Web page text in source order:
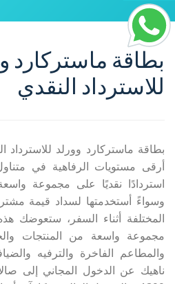
بطاقة ماستركارد
للاسترداد النقدي
بطاقة ماستركارد وورلد
أرقى مستويات الرفاهية في
استردادًا نقديًا على مجموعة
وسواءً أستخدمتها لسداد قيمة
المختلفة أثناء السفر، ستعوضك
مجموعة واسعة من المنتجات
والمطاعم الفاخرة والترفيه
ناهيك عن الدخول المجاني إلى